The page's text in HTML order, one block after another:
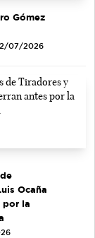
Gómez
07/2026
Ocaña
por la